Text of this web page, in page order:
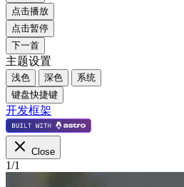
点击播放
点击暂停
下一首
主题设置
浅色 深色
系统
键盘快捷键
开发框架
Close
1/1